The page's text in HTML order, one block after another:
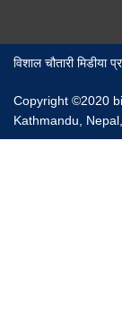
विशाल चौतारी मिडीया
Copyright ©2020
Kathmandu,